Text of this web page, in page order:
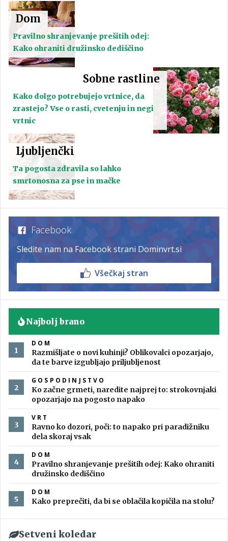
Dom
Pravilno shranjevanje prešitih odej:
Kako ohraniti družinsko dediščino
Sobne rastline
Kako dolgo potrebujejo vrtnice, da
zrastejo? Vse o rasti, cvetenju in negi
vrtnic
Ljubljenčki
Ta pogosta zdravila so lahko
smrtonosna za pse in mačke
Facebook
Sledite nam na Facebook strani Dominvrt.si
Všečkaj stran
Najbolj brano
DOM
Razmišljate o novi kuhinji? Oblikovalci opozarjajo,
da te barve izgubljajo priljubljenost
GOSPODINJSTVO
Ko začne grmeti, naredite najprej to: strokovnjaki
opozarjajo na pogosto napako
VRT
Ravno ko dozori, poči: to napako pri paradižniku
dela skoraj vsak
DOM
Pravilno shranjevanje prešitih odej: Kako ohraniti
družinsko dediščino
DOM
Kako preprečiti, da bi se oblačila kopičila na stolu?
Setveni koledar